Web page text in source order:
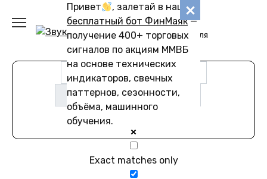
Привет
, залетай в наш
бесплатный бот ФинМаяк—
получение 400+ торговых
сигналов по акциям ММВБ
на основе технических
индикаторов, свечных
паттернов, сезонности,
объёма, машинного
обучения.
содержанию
Звуковику
Коллекции звуков для
скачивания
Exact matches only